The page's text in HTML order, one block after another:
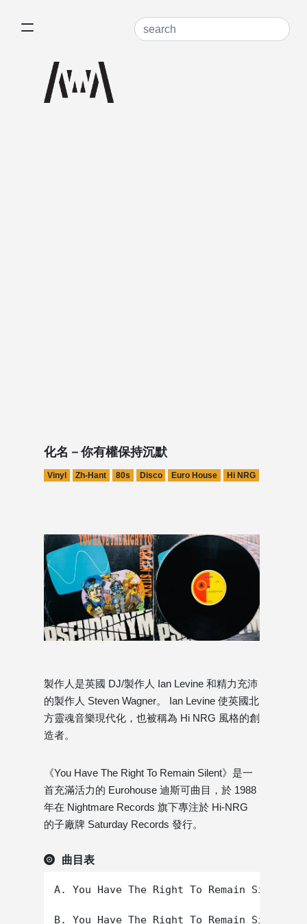
化名－你有權保持沉默
Vinyl Zh-Hant 80s Disco Euro House Hi NRG
製作人是英國 DJ/製作人 Ian Levine 和精力充沛
的製作人 Steven Wagner。 Ian Levine 使英國北
方靈魂音樂現代化，也被稱為 Hi NRG 風格的創
造者。
《You Have The Right To Remain Silent》是一
首充滿活力的 Eurohouse 迪斯可曲目，於 1988
年在 Nightmare Records 旗下專注於 Hi-NRG
的子廠牌 Saturday Records 發行。
曲目表
A. You Have The Right To Remain Silent